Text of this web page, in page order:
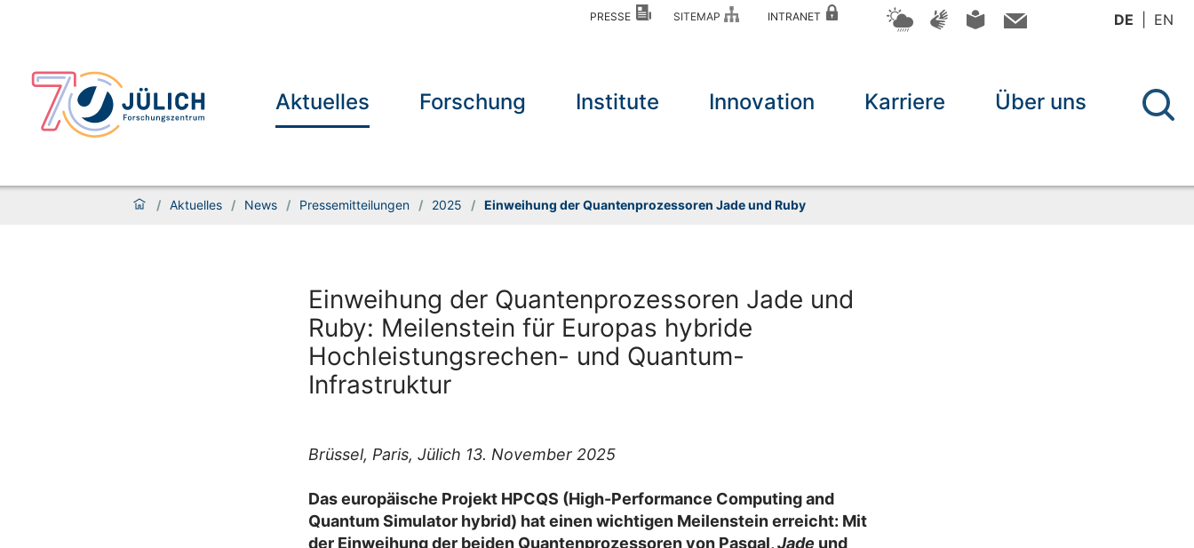
PRESSE SITEMAP INTRANET DE EN
Aktuelles Forschung Institute Innovation Karriere Über uns
/ Aktuelles / News / Pressemitteilungen / 2025 / Einweihung der Quantenprozessoren Jade und Ruby
Einweihung der Quantenprozessoren Jade und
Ruby: Meilenstein für Europas hybride
Hochleistungsrechen- und Quantum-
Infrastruktur
Brüssel, Paris, Jülich 13. November 2025
Das europäische Projekt HPCQS (High-Performance Computing and
Quantum Simulator hybrid) hat einen wichtigen Meilenstein erreicht: Mit
der Einweihung der beiden Quantenprozessoren von Pasqal,Jade und